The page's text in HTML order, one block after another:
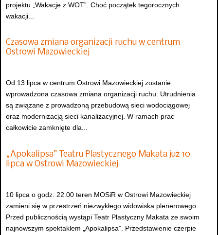
projektu „Wakacje z WOT”. Choć początek tegorocznych
wakacji...
Czasowa zmiana organizacji ruchu w centrum
Ostrowi Mazowieckiej
Od 13 lipca w centrum Ostrowi Mazowieckiej zostanie
wprowadzona czasowa zmiana organizacji ruchu. Utrudnienia
są związane z prowadzoną przebudową sieci wodociągowej
oraz modernizacją sieci kanalizacyjnej. W ramach prac
całkowicie zamknięte dla...
„Apokalipsa” Teatru Plastycznego Makata już 10
lipca w Ostrowi Mazowieckiej
10 lipca o godz. 22.00 teren MOSiR w Ostrowi Mazowieckiej
zamieni się w przestrzeń niezwykłego widowiska plenerowego.
Przed publicznością wystąpi Teatr Plastyczny Makata ze swoim
najnowszym spektaklem „Apokalipsa”. Przedstawienie czerpie